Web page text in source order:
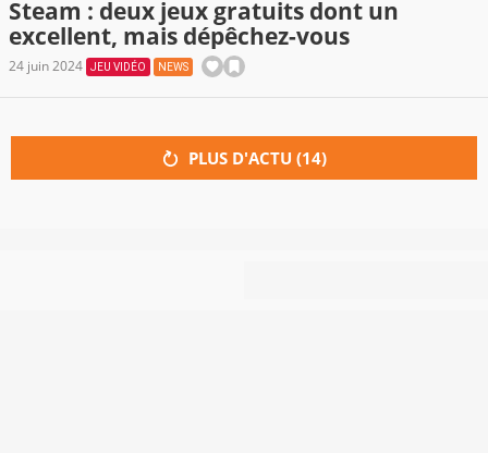
Steam : deux jeux gratuits dont un
excellent, mais dépêchez-vous
24 juin 2024 JEU VIDÉO NEWS
PLUS D'ACTU (14)